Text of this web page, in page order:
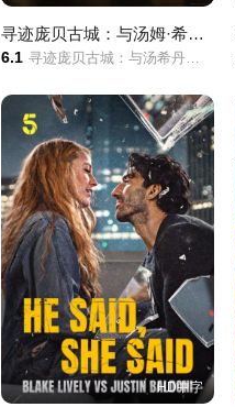
寻迹庞贝古城：与汤姆·希德勒斯顿同行
6.1 寻迹庞贝古城：与汤希丹斯顿同行(港)/寻迹庞贝古城：与汤姆·希德勒斯顿穿越时空/寻迹庞贝古城：与汤姆希德斯顿同行/
HD中字